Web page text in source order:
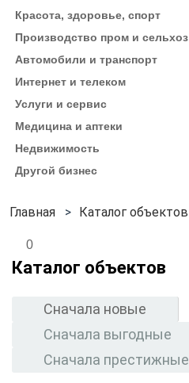
Красота, здоровье, спорт
Производство пром и сельхоз
Автомобили и транспорт
Интернет и телеком
Услуги и сервис
Медицина и аптеки
Недвижимость
Другой бизнес
Каталог объектов
0
Каталог объектов
Сначала новые
Сначала выгодные
Сначала престижные